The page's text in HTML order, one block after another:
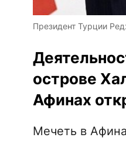
Президент Турции
острове
Афинах
Мечеть в